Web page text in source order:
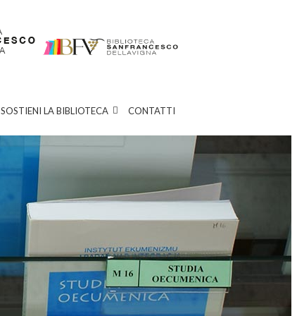
SOSTIENI LA BIBLIOTECA CONTATTI